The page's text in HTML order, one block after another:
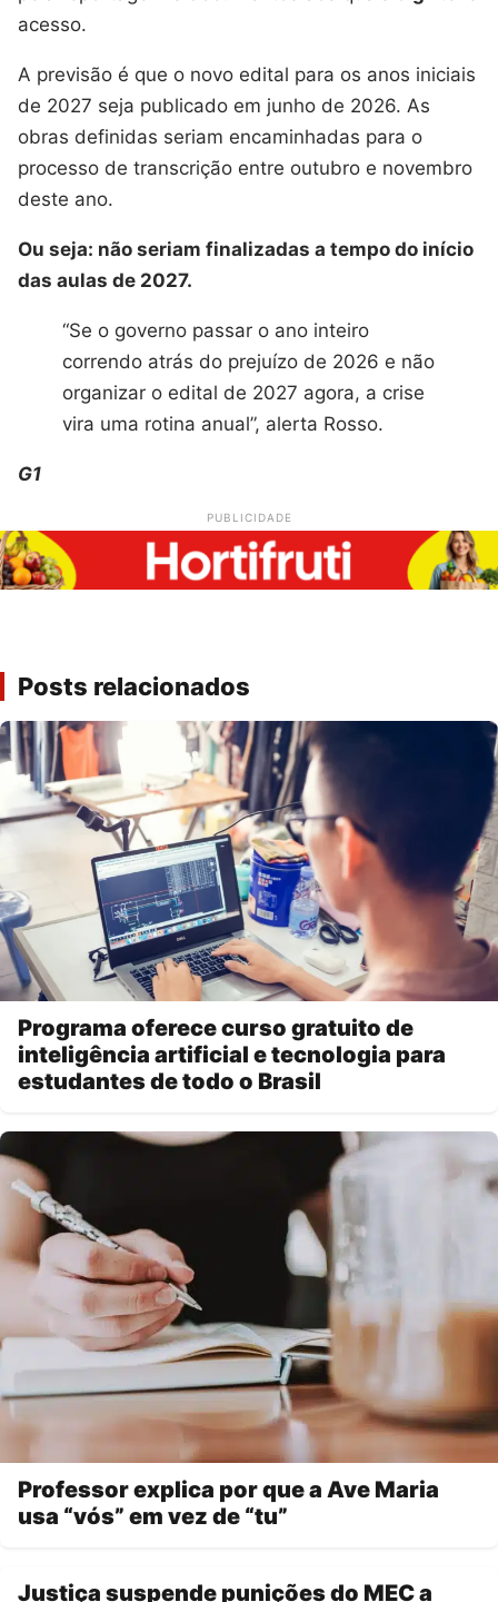
acesso.
A previsão é que o novo edital para os anos iniciais
de 2027 seja publicado em junho de 2026. As
obras definidas seriam encaminhadas para o
processo de transcrição entre outubro e novembro
deste ano.
Ou seja: não seriam finalizadas a tempo do início
das aulas de 2027.
“Se o governo passar o ano inteiro
correndo atrás do prejuízo de 2026 e não
organizar o edital de 2027 agora, a crise
vira uma rotina anual”, alerta Rosso.
G1
PUBLICIDADE
Posts relacionados
Programa oferece curso gratuito de
inteligência artificial e tecnologia para
estudantes de todo o Brasil
Professor explica por que a Ave Maria
usa “vós” em vez de “tu”
Justiça suspende punições do MEC a